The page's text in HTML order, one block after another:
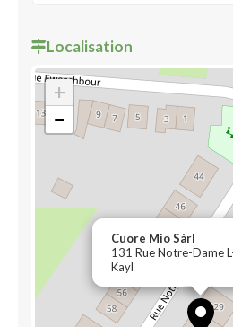
Localisation
Cuore Mio Sàrl
131 Rue Notre-Dame
Kayl
+
−